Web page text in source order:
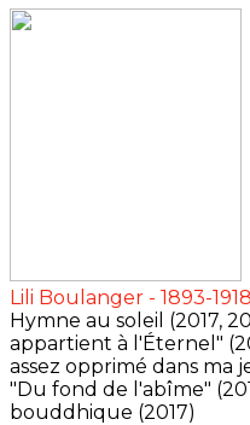
Lili Boulanger - 1893-1918
Hymne au soleil (2017,
appartient à l'Éternel"
assez opprimé dans ma
"Du fond de l'abîme"
bouddhique (2017)